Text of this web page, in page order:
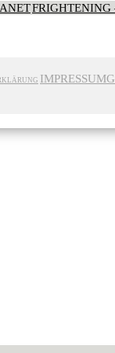
FRIGHTENING
IMPRESSUM